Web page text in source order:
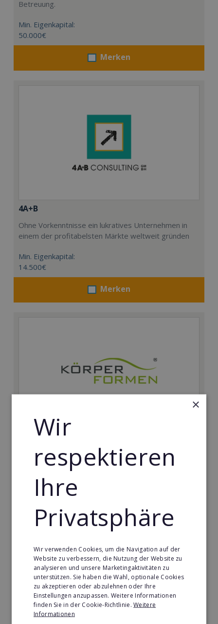
Betreuung.
Min. Eigenkapital:
50.000€
Merken
4A+B
Ohne Vorkenntnisse ein lukratives Unternehmen in
einem der profitabelsten Märkte weltweit gründen
Min. Eigenkapital:
14.500€
Merken
Körperformen - Erfolg mit medizinisch erprobtem
EMS-Equipment. Hier mehr erfahren
Min. Eigenkapital:
5.000€
Merken
×
Wir
respektieren
Ihre
Privatsphäre
Wir verwenden Cookies, um die Navigation auf der
Website zu verbessern, die Nutzung der Website zu
analysieren und unsere Marketingaktivitäten zu
unterstützen. Sie haben die Wahl, optionale Cookies
zu akzeptieren oder abzulehnen oder Ihre
Einstellungen anzupassen. Weitere Informationen
finden Sie in der Cookie-Richtlinie.Weitere
Informationen